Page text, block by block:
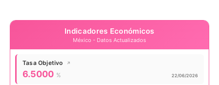
Indicadores Económicos
México - Datos Actualizados
Tasa Objetivo ↗
Valor actual:
6.5000 % Actualizado:
22/06/2026